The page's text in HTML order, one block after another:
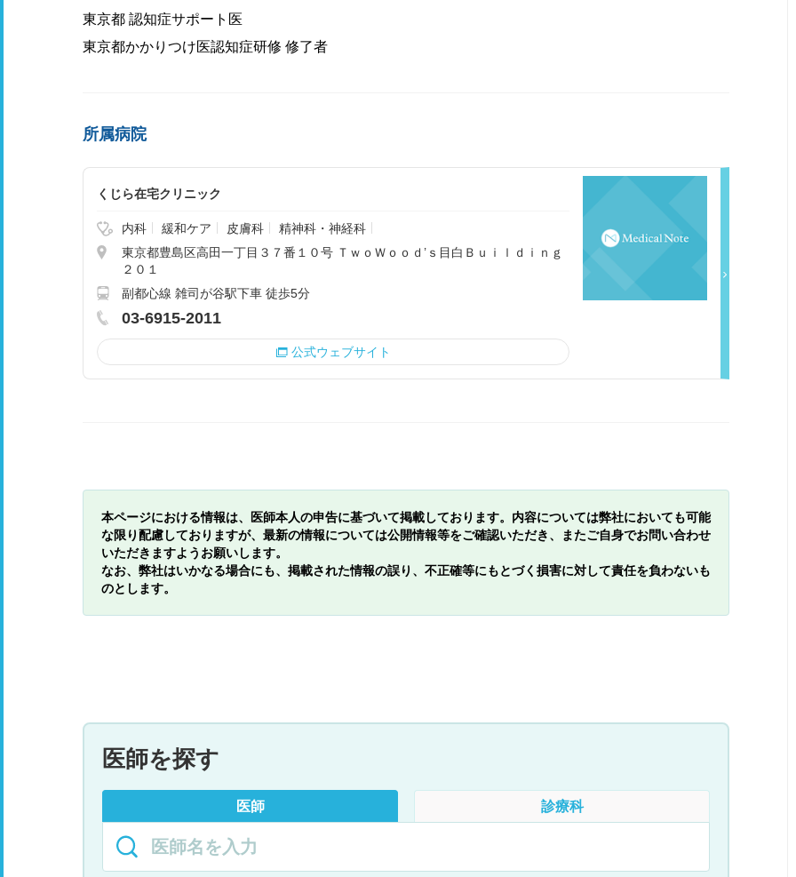
東京都 認知症サポート医
東京都かかりつけ医認知症研修 修了者
所属病院
くじら在宅クリニック
内科 緩和ケア 皮膚科
精神科・神経科
東京都豊島区高田一丁目３７番１０号 ＴｗｏＷｏｏｄ’ｓ目白Ｂｕｉｌｄｉｎｇ
２０１
副都心線 雑司が谷駅下車 徒歩5分
03-6915-2011
公式ウェブサイト
本ページにおける情報は、医師本人の申告に基づいて掲載しております。内容については弊社においても可能
な限り配慮しておりますが、最新の情報については公開情報等をご確認いただき、またご自身でお問い合わせ
いただきますようお願いします。
なお、弊社はいかなる場合にも、掲載された情報の誤り、不正確等にもとづく損害に対して責任を負わないも
のとします。
医師を探す
医師 診療科